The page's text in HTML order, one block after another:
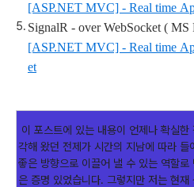
[ASP.NET MVC] - Real time
SignalR - over WebSocket ( MS
[ASP.NET MVC] - Real time
et
이 포스트에 있는 내용이 언제나 확실
각해 왔던 전제가 시간의 지남에 따라 들
좋은 방향으로 이끌어 낼 수 있는 역할
은 증명 있었습니다. 그렇지만 저는 현